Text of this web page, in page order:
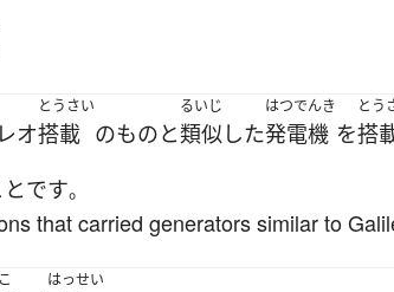
オ
とうさい
搭載 のものと
るいじ
類似 した
はつでんき
発電機 を
とう
搭
です。
that carried generators similar to
はっせい